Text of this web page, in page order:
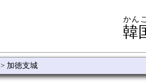
韓
かん
> 加徳支城